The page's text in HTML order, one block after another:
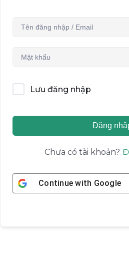
Lưu đăng nhập
Đăng
Chưa có tài khoản?
Continue with Google